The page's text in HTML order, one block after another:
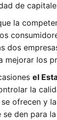
de
la
dos
mejorar los
el
la
ofrecen y la
se den para